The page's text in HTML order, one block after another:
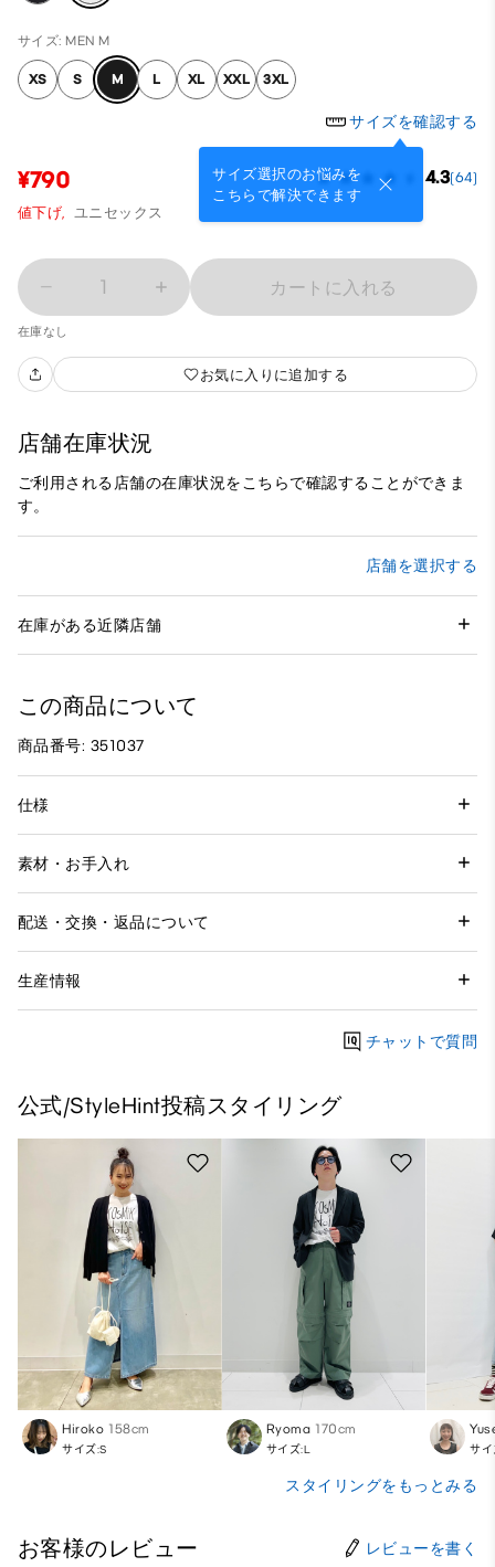
サイズ: MEN M
XS S M L XL XXL 3XL
サイズを確認する
サイズ選択のお悩みを
こちらで解決できます
¥790 4.3(64)
値下げ, ユニセックス
1 カートに入れる
在庫なし
お気に入りに追加する
店舗在庫状況
ご利用される店舗の在庫状況をこちらで確認することができま
す。
店舗を選択する
在庫がある近隣店舗
この商品について
商品番号: 351037
仕様
素材・お手入れ
配送・交換・返品について
生産情報
チャットで質問
公式/StyleHint投稿スタイリング
Hiroko 158cm
サイズ:S
Ryoma 170cm
サイズ:L サイ
スタイリングをもっとみる
お客様のレビュー レビューを書く